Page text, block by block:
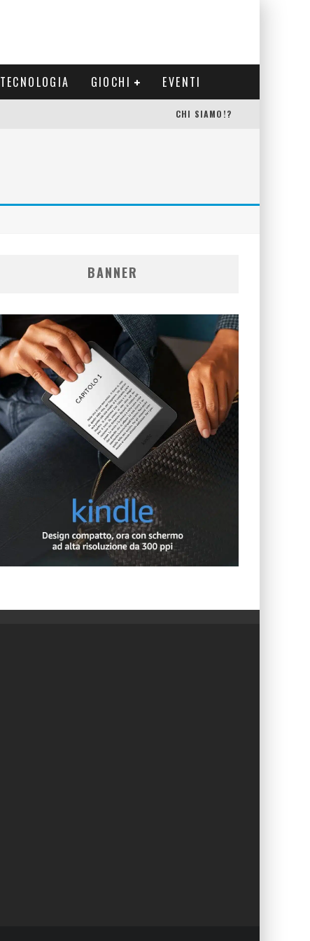
TECNOLOGIA GIOCHI EVENTI
CHI SIAMO!?
BANNER